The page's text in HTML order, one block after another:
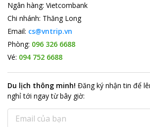
Ngân hàng: Vietcombank
Chi nhánh: Thăng Long
Email: cs@vntrip.vn
Phòng: 096 326 6688
Vé: 094 752 6688
Du lịch thông minh! Đăng ký nhận tin để
nghỉ tới ngay từ bây giờ: